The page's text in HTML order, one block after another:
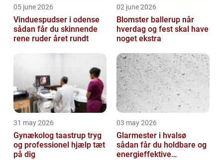
05 june 2026
Vinduespudser i odense
sådan får du skinnende
rene ruder året rundt
02 june 2026
Blomster ballerup når
hverdag og fest skal have
noget ekstra
31 may 2026
Gynækolog taastrup tryg
og professionel hjælp tæt
på dig
03 may 2026
Glarmester i hvalsø
sådan får du holdbare og
energieffektive